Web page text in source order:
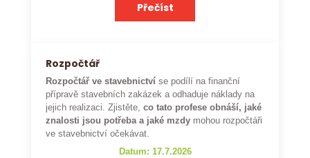
Přečíst
Rozpočtář
Rozpočtář ve stavebnictví se podílí na finanční
přípravě stavebních zakázek a odhaduje náklady na
jejich realizaci. Zjistěte,co tato profese obnáší, jaké
znalosti jsou potřeba a jaké mzdy mohou rozpočtáři
ve stavebnictví očekávat.
Datum: 17.7.2026